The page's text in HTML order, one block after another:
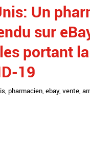
Un
sur
portant
19
pharmacien ebay, vente